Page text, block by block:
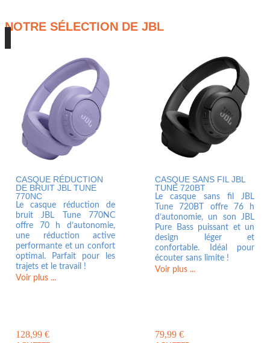
NOTRE SÉLECTION DE JBL
CASQUE RÉDUCTION
DE BRUIT JBL TUNE
770NC
Le casque réduction de
bruit JBL Tune 770NC
offre 70 h d’autonomie,
une réduction active
performante et un confort
optimal. Parfait pour les
trajets et le travail !
Voir plus ...
128,99 €
CASQUE SANS FIL JBL
TUNE 720BT
Le casque sans fil JBL
Tune 720BT offre 76 h
d’autonomie, un son JBL
Pure Bass puissant et un
design léger et
confortable. Idéal pour
écouter sans limite !
Voir plus ...
79,99 €